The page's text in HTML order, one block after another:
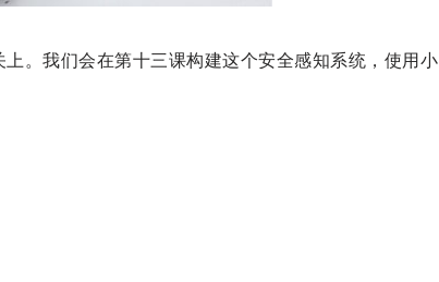
。我们会在第十三课构建这个安全感知系统，使用小